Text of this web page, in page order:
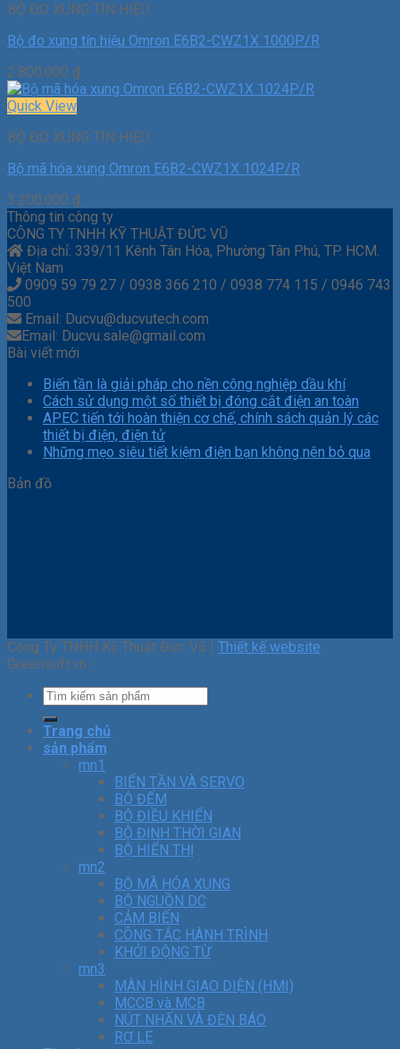
BỘ ĐO XUNG TÍN HIỆU
Bộ đo xung tín hiệu Omron E6B2-CWZ1X 1000P/R
2.800.000 ₫
Quick View
BỘ ĐO XUNG TÍN HIỆU
Bộ mã hóa xung Omron E6B2-CWZ1X 1024P/R
3.200.000 ₫
Thông tin công ty
CÔNG TY TNHH KỸ THUẬT ĐỨC VŨ
Địa chỉ: 339/11 Kênh Tân Hóa, Phường Tân Phú, TP. HCM.
Việt Nam
0909 59 79 27 / 0938 366 210 / 0938 774 115 / 0946 743
500
Email: Ducvu@ducvutech.com
Email: Ducvu.sale@gmail.com
Bài viết mới
Biến tần là giải pháp cho nền công nghiệp dầu khí
Cách sử dụng một số thiết bị đóng cắt điện an toàn
APEC tiến tới hoàn thiện cơ chế, chính sách quản lý các
thiết bị điện, điện tử
Những mẹo siêu tiết kiệm điện bạn không nên bỏ qua
Bản đồ
Công Ty TNHH Kỹ Thuật Đức Vũ | Thiết kế website
Greensoft.vn -
Trang chủ
sản phẩm
mn1
BIẾN TẦN VÀ SERVO
BỘ ĐẾM
BỘ ĐIỀU KHIỂN
BỘ ĐỊNH THỜI GIAN
BỘ HIỂN THỊ
mn2
BỘ MÃ HÓA XUNG
BỘ NGUỒN DC
CẢM BIẾN
CÔNG TẮC HÀNH TRÌNH
KHỞI ĐỘNG TỪ
mn3
MÀN HÌNH GIAO DIỆN (HMI)
MCCB và MCB
NÚT NHẤN VÀ ĐÈN BÁO
RƠ LE